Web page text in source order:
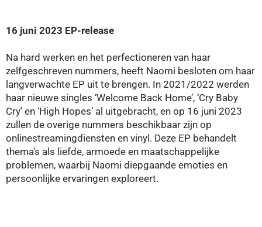
16 juni 2023 EP-release
Na hard werken en het perfectioneren van haar
zelfgeschreven nummers, heeft Naomi besloten om haar
langverwachte EP uit te brengen. In 2021/2022 werden
haar nieuwe singles ‘Welcome Back Home’, ‘Cry Baby
Cry’ en ‘High Hopes’ al uitgebracht, en op 16 juni 2023
zullen de overige nummers beschikbaar zijn op
onlinestreamingdiensten en vinyl. Deze EP behandelt
thema’s als liefde, armoede en maatschappelijke
problemen, waarbij Naomi diepgaande emoties en
persoonlijke ervaringen exploreert.